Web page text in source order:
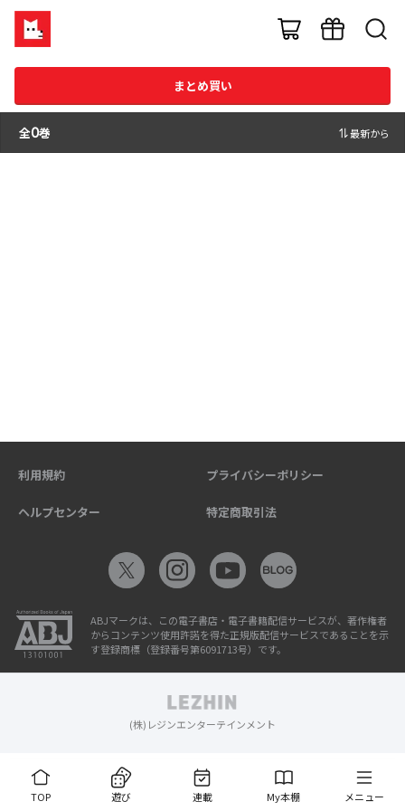
まとめ買い
全0巻 最新から
TOP 遊び 連載 My本棚 メニュー
利用規約 プライバシーポリシー
ヘルプセンター 特定商取引法
ABJマークは、この電子書店・電子書籍配信サービスが、著作権者
からコンテンツ使用許諾を得た正規版配信サービスであることを示
す登録商標（登録番号第6091713号）です。
(株)レジンエンターテインメント